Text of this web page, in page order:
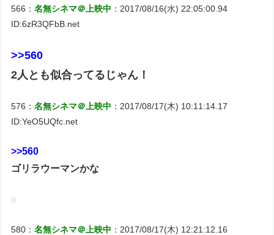
566：名無シネマ＠上映中 ：2017/08/16(水) 22:05:00.94
ID:6zR3QFbB.net
>>560
2人とも似合ってるじゃん！
576：名無シネマ＠上映中 ：2017/08/17(木) 10:11:14.17
ID:YeO5UQfc.net
>>560
ゴリラウーマンかな
580：名無シネマ＠上映中 ：2017/08/17(木) 12:21:12.16